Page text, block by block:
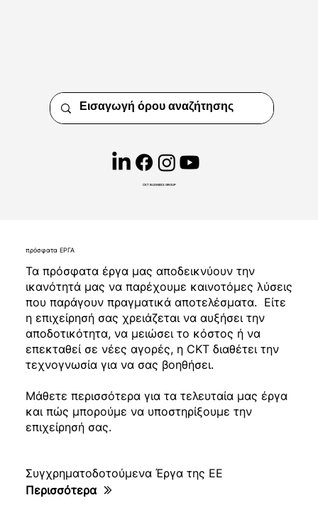
CKT BUSINESS GROUP
πρόσφατα ΕΡΓΑ
Τα πρόσφατα έργα μας αποδεικνύουν την
ικανότητά μας να παρέχουμε καινοτόμες λύσεις
που παράγουν πραγματικά αποτελέσματα. Είτε
η επιχείρησή σας χρειάζεται να αυξήσει την
αποδοτικότητα, να μειώσει το κόστος ή να
επεκταθεί σε νέες αγορές, η CKT διαθέτει την
τεχνογνωσία για να σας βοηθήσει.
Μάθετε περισσότερα για τα τελευταία μας έργα
και πώς μπορούμε να υποστηρίξουμε την
επιχείρησή σας.
Συγχρηματοδοτούμενα Έργα της ΕΕ
Περισσότερα